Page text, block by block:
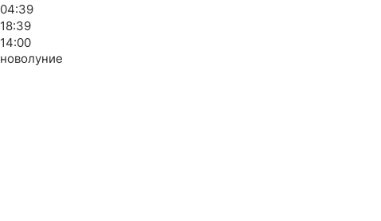
04:39
18:39
14:00
новолуние